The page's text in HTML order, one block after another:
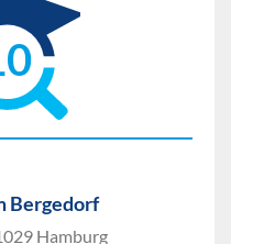
Bergedorf
Hamburg